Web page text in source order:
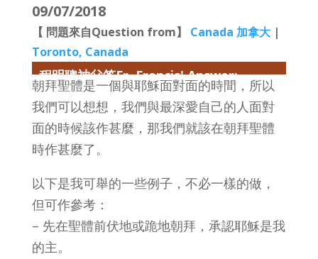
09/07/2018
【 問題來自Question from】 Canada 加拿大|
Toronto, Canada
程明聰神父答Fr. Francis' Answer:
朝拜聖體是一個與耶穌面對面的時間，所以
我們可以想想，我們與最深愛自己的人面對
面的時候該作甚麼，那我們就該在朝拜聖體
時作甚麼了。
以下是我可舉的一些例子，不必一樣的做，
但可作參考：
– 先在聖體前伏地或跪地朝拜，承認耶穌是我
的主。